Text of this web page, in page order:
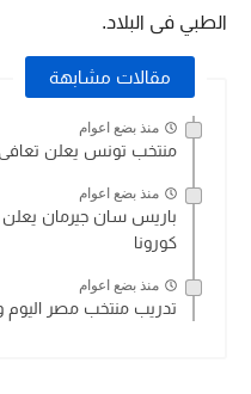
الطبي فى البلاد.
مقالات مشابهة
منذ بضع اعوام
منتخب تونس يعلن
منذ بضع اعوام
باريس سان جيرمان يعلن
كورونا
منذ بضع اعوام
تدريب منتخب مصر